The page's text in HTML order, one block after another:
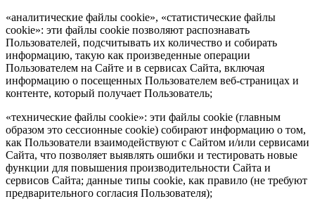
«аналитические файлы cookie», «статистические файлы
cookie»: эти файлы cookie позволяют распознавать
Пользователей, подсчитывать их количество и собирать
информацию, такую как произведенные операции
Пользователем на Сайте и в сервисах Сайта, включая
информацию о посещенных Пользователем веб-страницах и
контенте, который получает Пользователь;
«технические файлы cookie»: эти файлы cookie (главным
образом это сессионные cookie) собирают информацию о том,
как Пользователи взаимодействуют с Сайтом и/или сервисами
Сайта, что позволяет выявлять ошибки и тестировать новые
функции для повышения производительности Сайта и
сервисов Сайта; данные типы cookie, как правило (не требуют
предварительного согласия Пользователя);